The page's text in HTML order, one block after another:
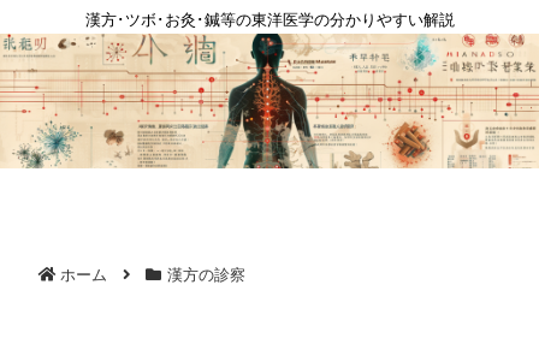
漢方･ツボ･お灸･鍼等の東洋医学の分かりやすい解説
ホーム 漢方の診察